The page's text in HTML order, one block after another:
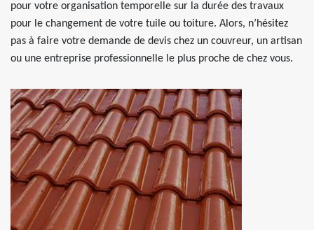
pour votre organisation temporelle sur la durée des travaux
pour le changement de votre tuile ou toiture. Alors, n’hésitez
pas à faire votre demande de devis chez un couvreur, un artisan
ou une entreprise professionnelle le plus proche de chez vous.